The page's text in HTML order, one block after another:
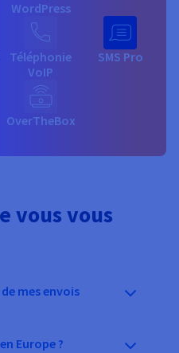
WordPress
Téléphonie
VoIP
SMS Pro
OverTheBox
vous vous
mes envois
Europe ?